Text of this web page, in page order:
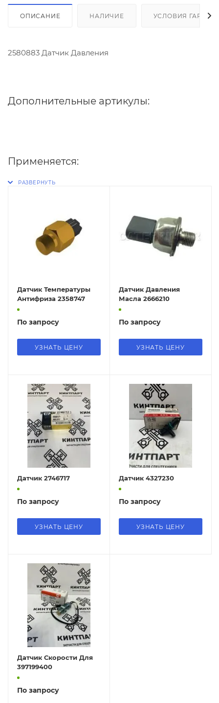
ОПИСАНИЕ НАЛИЧИЕ УСЛОВИЯ
2580883 Датчик Давления
Дополнительные артикулы:
Применяется:
Датчик Температуры
Антифриза 2358747
По запросу
УЗНАТЬ ЦЕНУ
Датчик Давления
Масла 2666210
По запросу
УЗНАТЬ ЦЕНУ
Датчик 2746717
По запросу
УЗНАТЬ ЦЕНУ
Датчик 4327230
По запросу
УЗНАТЬ ЦЕНУ
Датчик Скорости Для
397199400
По запросу